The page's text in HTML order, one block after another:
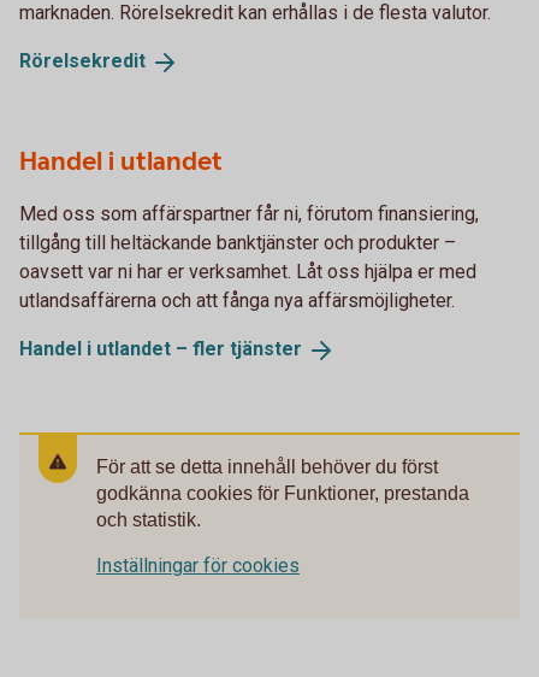
marknaden. Rörelsekredit kan erhållas i de flesta valutor.
Rörelsekredit
Handel i utlandet
Med oss som affärspartner får ni, förutom finansiering,
tillgång till heltäckande banktjänster och produkter –
oavsett var ni har er verksamhet. Låt oss hjälpa er med
utlandsaffärerna och att fånga nya affärsmöjligheter.
Handel i utlandet – fler tjänster
För att se detta innehåll behöver du först
godkänna cookies för Funktioner, prestanda
och statistik.
Inställningar för cookies